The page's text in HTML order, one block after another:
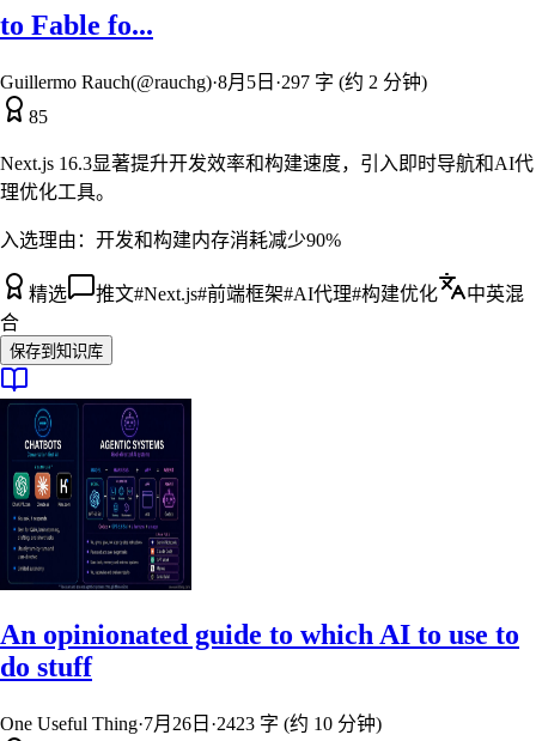
to Fable fo...
Guillermo Rauch(@rauchg)·8月5日 ·297 字 (约 2 分钟)
85
Next.js 16.3显著提升开发效率和构建速度，引入即时导航和AI代
理优化工具。
入选理由： 开发和构建内存消耗减少90%
精选 推文#Next.js#前端框架#AI代理#构建优化
中英混
合
保存到知识库
An opinionated guide to which AI to use to
do stuff
One Useful Thing·7月26日 ·2423 字 (约 10 分钟)